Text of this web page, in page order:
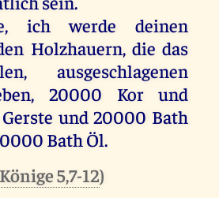
, ich werde
deinen
Holzhauern, die das
, ausgeschlagenen
, 20000 Kor
und
Gerste und20000 Bath
BathÖl.
5,7-12)